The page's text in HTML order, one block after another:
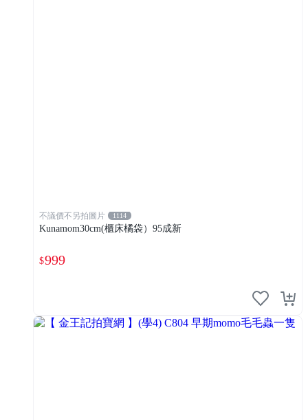
不議價不另拍圖片 1114
Kunamom30cm(櫃床橘袋）95成新
$999